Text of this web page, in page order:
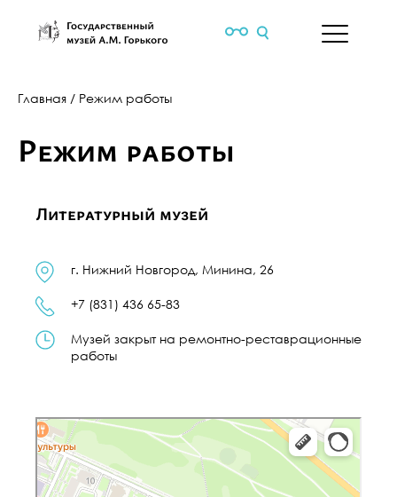
Главная / Режим работы
Режим работы
Литературный музей
г. Нижний Новгород, Минина, 26
+7 (831) 436 65-83
Музей закрыт на ремонтно-реставрационные
работы
Нижний Новгород
Улица Минина, 26 — Яндекс Карты